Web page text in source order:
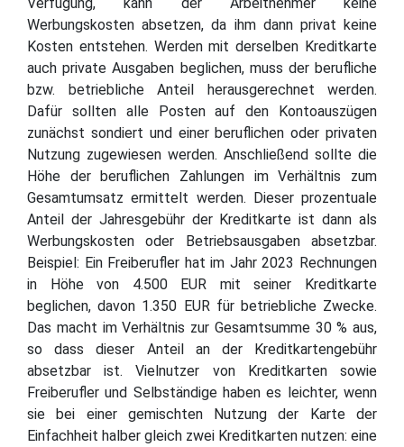
Werbungskosten absetzen, da ihm dann privat keine
Kosten entstehen. Werden mit derselben Kreditkarte
auch private Ausgaben beglichen, muss der berufliche
bzw. betriebliche Anteil herausgerechnet werden.
Dafür sollten alle Posten auf den Kontoauszügen
zunächst sondiert und einer beruflichen oder privaten
Nutzung zugewiesen werden. Anschließend sollte die
Höhe der beruflichen Zahlungen im Verhältnis zum
Gesamtumsatz ermittelt werden. Dieser prozentuale
Anteil der Jahresgebühr der Kreditkarte ist dann als
Werbungskosten oder Betriebsausgaben absetzbar.
Beispiel: Ein Freiberufler hat im Jahr 2023 Rechnungen
in Höhe von 4.500 EUR mit seiner Kreditkarte
beglichen, davon 1.350 EUR für betriebliche Zwecke.
Das macht im Verhältnis zur Gesamtsumme 30 % aus,
so dass dieser Anteil an der Kreditkartengebühr
absetzbar ist. Vielnutzer von Kreditkarten sowie
Freiberufler und Selbständige haben es leichter, wenn
sie bei einer gemischten Nutzung der Karte der
Einfachheit halber gleich zwei Kreditkarten nutzen: eine